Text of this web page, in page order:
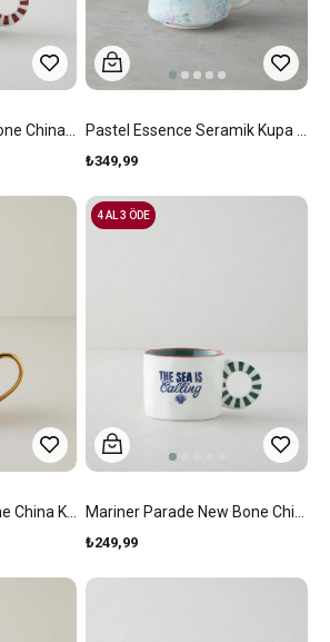
₺349,99
₺249,99
4 AL 3 ÖDE